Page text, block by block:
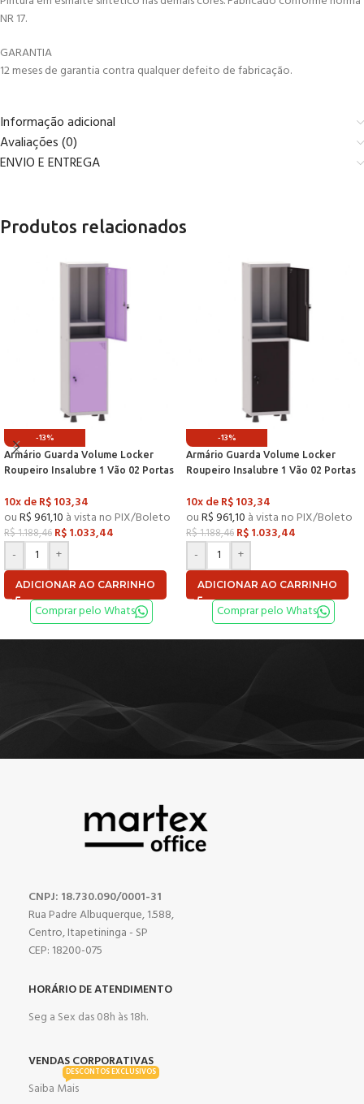
NR 17.
GARANTIA
12 meses de garantia contra qualquer defeito de fabricação.
Informação adicional
Avaliações (0)
ENVIO E ENTREGA
Produtos relacionados
-13%
Armário Guarda Volume Locker
Roupeiro Insalubre 1 Vão 02 Portas
Cinza e Lilás – Pandin
10x deR$103,34
ouR$ 961,10 à vista no PIX/Boleto
R$1.188,46 R$1.033,44
-
+
ADICIONAR AO CARRINHO
Comprar pelo Whats
-13%
Armário Guarda Volume Locker
Roupeiro Insalubre 1 Vão 02 Portas
Cinza e Preto – Pandin
10x deR$103,34
ouR$ 961,10 à vista no PIX/Boleto
R$1.188,46 R$1.033,44
-
+
ADICIONAR AO CARRINHO
Comprar pelo Whats
CNPJ: 18.730.090/0001-31
Rua Padre Albuquerque, 1.588,
Centro, Itapetininga - SP
CEP: 18200-075
HORÁRIO DE ATENDIMENTO
Seg a Sex das 08h às 18h.
VENDAS CORPORATIVAS
Saiba Mais
DESCONTOS EXCLUSIVOS